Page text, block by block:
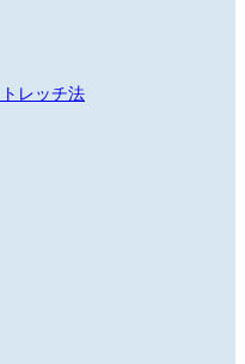
レッチ法